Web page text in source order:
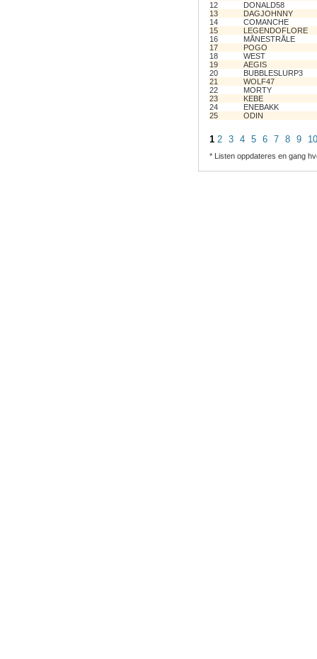
12
DONALD58
13
DAGJOHNNY
14
COMANCHE
15
LEGENDOFLORE
16
MÅNESTRÅLE
17
POGO
18
WEST
19
AEGIS
20
BUBBLESLURP3
21
WOLF47
22
MORTY
23
KEBE
24
ENEBAKK
25
ODIN
1 2 3 4 5 6 7 8 9 10
* Listen oppdateres en gang